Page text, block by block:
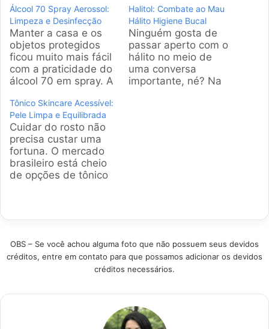
Álcool 70 Spray Aerossol:
Limpeza e Desinfecção
Manter a casa e os
objetos protegidos
ficou muito mais fácil
com a praticidade do
álcool 70 em spray. A
ninguém tem tempo a
perder, por isso
selecionamos os
modelos mais
vendidos e bem
avaliados do
mercado para facilitar
Halitol: Combate ao Mau
Hálito Higiene Bucal
Ninguém gosta de
passar aperto com o
hálito no meio de
uma conversa
importante, né? Na
Tônico Skincare Acessível:
Pele Limpa e Equilibrada
Cuidar do rosto não
precisa custar uma
fortuna. O mercado
brasileiro está cheio
de opções de tônico
profissionais. A gente
mais vendidos e bem
avaliados para ajudar
você a conquistar
equilibrada sem
OBS – Se você achou alguma foto que não possuem seus devidos
créditos, entre em contato para que possamos adicionar os devidos
créditos necessários.